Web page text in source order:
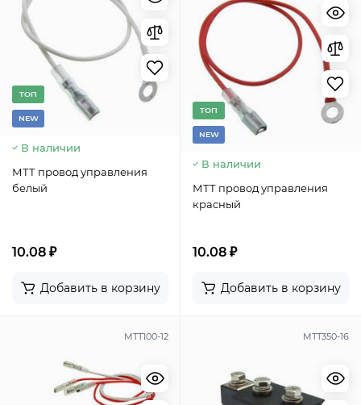
TОП
NEW
В наличии
МТТ провод управления
белый
10.08 ₽
Добавить в корзину
TОП
NEW
В наличии
МТТ провод управления
красный
10.08 ₽
Добавить в корзину
МТТ100-12 МТТ350-16